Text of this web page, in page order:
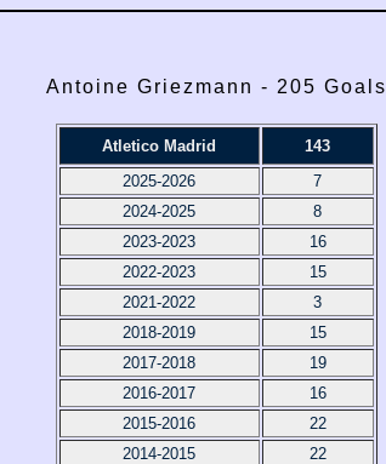
Antoine Griezmann - 205 Goals
Atletico Madrid
143
2025-2026
7
2024-2025
8
2023-2023
16
2022-2023
15
2021-2022
3
2018-2019
15
2017-2018
19
2016-2017
16
2015-2016
22
2014-2015
22